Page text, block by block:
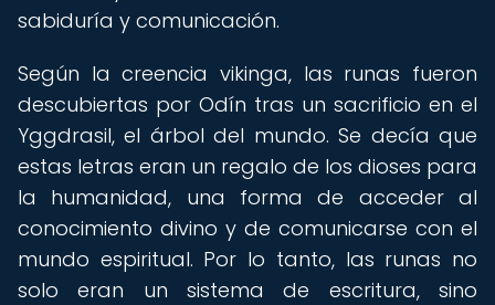
sabiduría y comunicación.
Según la creencia vikinga, las runas fueron
descubiertas por Odín tras un sacrificio en el
Yggdrasil, el árbol del mundo. Se decía que
estas letras eran un regalo de los dioses para
la humanidad, una forma de acceder al
conocimiento divino y de comunicarse con el
mundo espiritual. Por lo tanto, las runas no
solo eran un sistema de escritura, sino